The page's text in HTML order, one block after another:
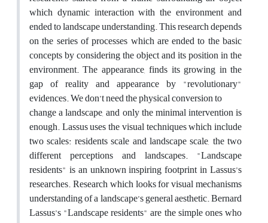
which dynamic interaction with the environment and
ended to landscape understanding. This research depends
on the series of processes which are ended to the basic
concepts by considering the object and its position in the
environment. The appearance, finds its growing in the
gap of reality and appearance by "revolutionary"
evidences. We don’t need the physical conversion to
change a landscape, and only the minimal intervention is
enough. Lassus uses the visual techniques which include
two scales: residents scale and landscape scale, the two
different perceptions and landscapes. "Landscape
residents" is an unknown inspiring footprint in Lassus’s
researches. Research which looks for visual mechanisms
understanding of a landscape’s general aesthetic. Bernard
Lassus’s "Landscape residents" are the simple ones who